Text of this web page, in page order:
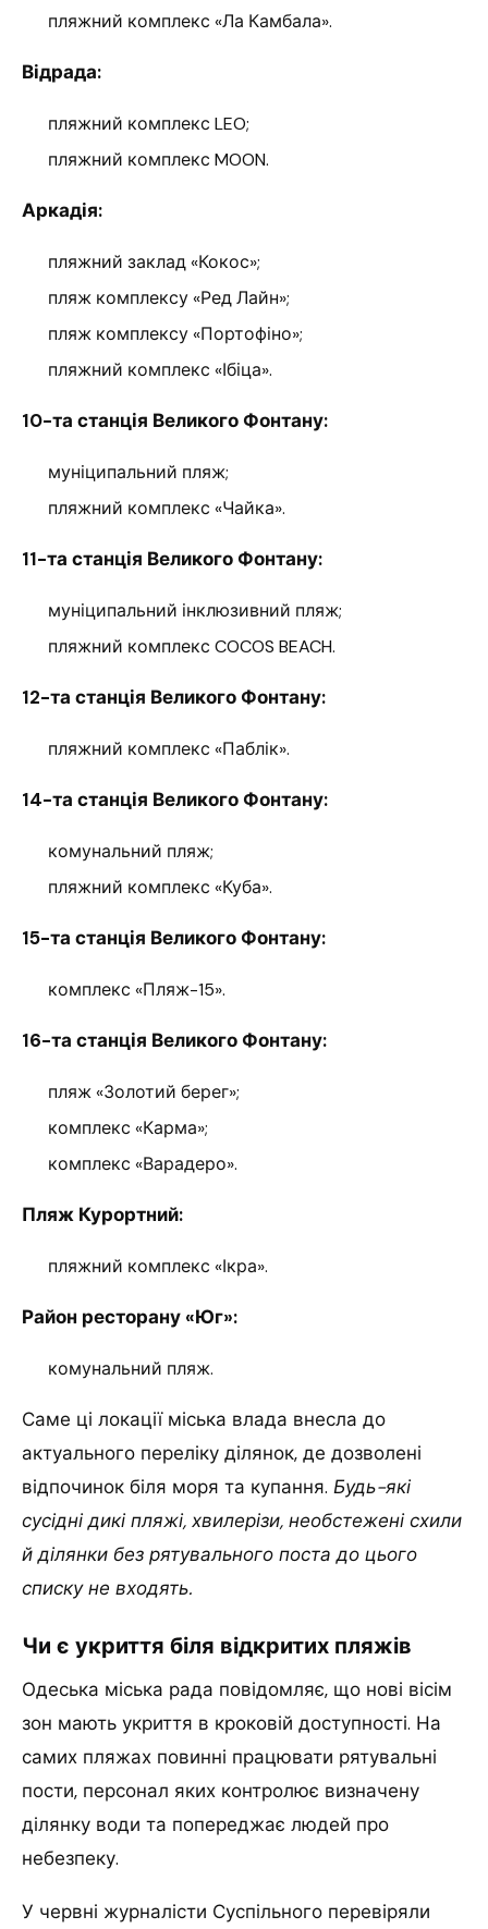
пляжний комплекс «Ла Камбала».
Відрада:
пляжний комплекс LEO;
пляжний комплекс MOON.
Аркадія:
пляжний заклад «Кокос»;
пляж комплексу «Ред Лайн»;
пляж комплексу «Портофіно»;
пляжний комплекс «Ібіца».
10-та станція Великого Фонтану:
муніципальний пляж;
пляжний комплекс «Чайка».
11-та станція Великого Фонтану:
муніципальний інклюзивний пляж;
пляжний комплекс COCOS BEACH.
12-та станція Великого Фонтану:
пляжний комплекс «Паблік».
14-та станція Великого Фонтану:
комунальний пляж;
пляжний комплекс «Куба».
15-та станція Великого Фонтану:
комплекс «Пляж-15».
16-та станція Великого Фонтану:
пляж «Золотий берег»;
комплекс «Карма»;
комплекс «Варадеро».
Пляж Курортний:
пляжний комплекс «Ікра».
Район ресторану «Юг»:
комунальний пляж.
Саме ці локації міська влада внесла до
актуального переліку ділянок, де дозволені
відпочинок біля моря та купання. Будь-які
сусідні дикі пляжі, хвилерізи, необстежені схили
й ділянки без рятувального поста до цього
списку не входять.
Чи є укриття біля відкритих пляжів
Одеська міська рада повідомляє, що нові вісім
зон мають укриття в кроковій доступності. На
самих пляжах повинні працювати рятувальні
пости, персонал яких контролює визначену
ділянку води та попереджає людей про
небезпеку.
У червні журналісти Суспільного перевіряли